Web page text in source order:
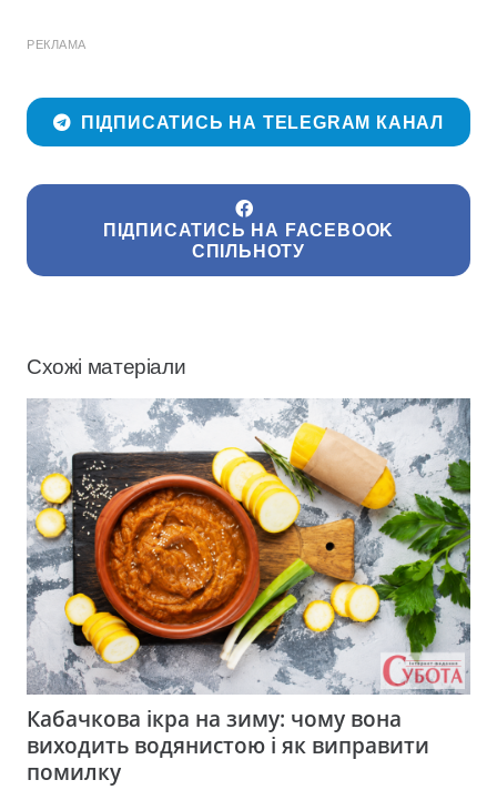
РЕКЛАМА
ПІДПИСАТИСЬ НА TELEGRAM КАНАЛ
ПІДПИСАТИСЬ НА FACEBOOK
СПІЛЬНОТУ
Схожі матеріали
Кабачкова ікра на зиму: чому вона
виходить водянистою і як виправити
помилку